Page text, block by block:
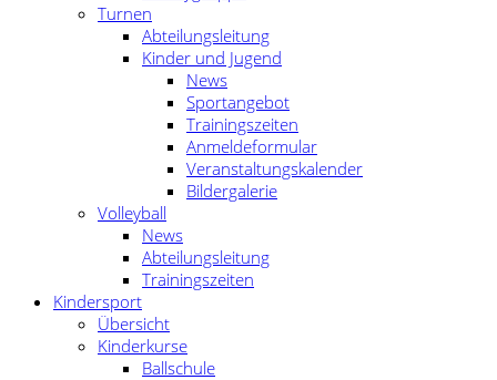
Turnen
Abteilungsleitung
Kinder und Jugend
News
Sportangebot
Trainingszeiten
Anmeldeformular
Veranstaltungskalender
Bildergalerie
Volleyball
News
Abteilungsleitung
Trainingszeiten
Kindersport
Übersicht
Kinderkurse
Ballschule